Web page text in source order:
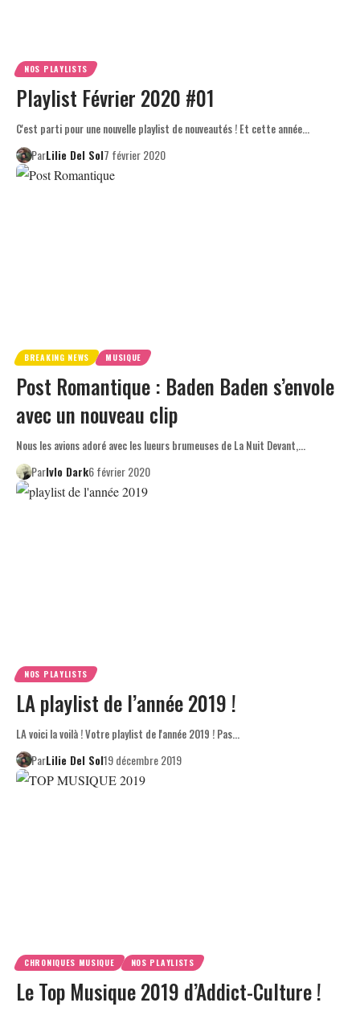
NOS PLAYLISTS
Playlist Février 2020 #01
C'est parti pour une nouvelle playlist de nouveautés ! Et cette année…
ParLilie Del Sol7 février 2020
BREAKING NEWS MUSIQUE
Post Romantique : Baden Baden s’envole
avec un nouveau clip
Nous les avions adoré avec les lueurs brumeuses de La Nuit Devant,…
ParIvlo Dark6 février 2020
NOS PLAYLISTS
LA playlist de l’année 2019 !
LA voici la voilà ! Votre playlist de l'année 2019 ! Pas…
ParLilie Del Sol19 décembre 2019
CHRONIQUES MUSIQUE NOS PLAYLISTS
Le Top Musique 2019 d’Addict-Culture !